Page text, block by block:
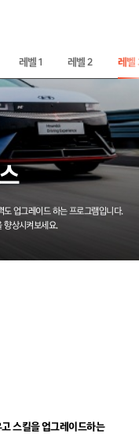
업그레이드 하는 프로그램입니다.
향상시켜보세요.
레벨 1 레벨 2 레벨
고스킬을 업그레이드하는